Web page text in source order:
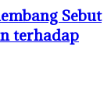
Sebut
terhadap